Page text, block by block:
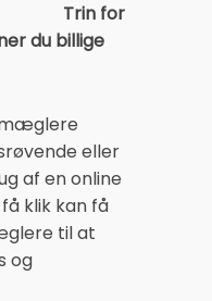
Trin for
du billige
eller
af en online
klik kan få
til at
og